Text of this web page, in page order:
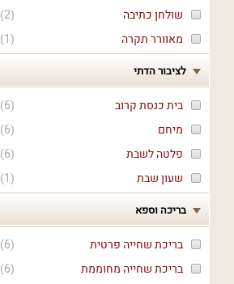
(
2
)
שולחן כתיבה
(
1
) מאוורר תקרה
לציבור הדתי
(
6
)
בית כנסת קרוב
(
6
)
מיחם
(
6
)
פלטה לשבת
(
1
) שעון שבת
בריכה וספא
(
6
)
בריכת שחייה פרטית
(
6
)
בריכת שחייה מחוממת